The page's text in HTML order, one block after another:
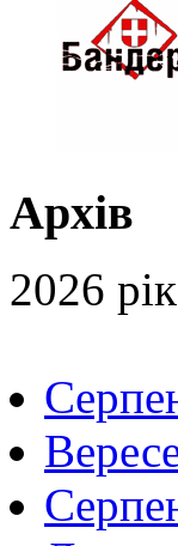
Архів
2026 рік